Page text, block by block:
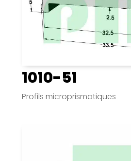
1010-51
Profils microprismatiques